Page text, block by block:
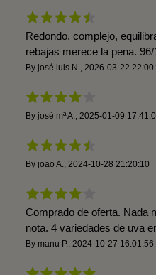
Redondo, complejo,
rebajas merece la pena. 96/
By josé luis N. 2026-03-22
By josé mª A. 2025-01-09
By joao A. 2024-10-28 21:20:10
Comprado de oferta. Nada
nota. 4 variedades de uva
By manu P. 2024-10-27 16:01:56